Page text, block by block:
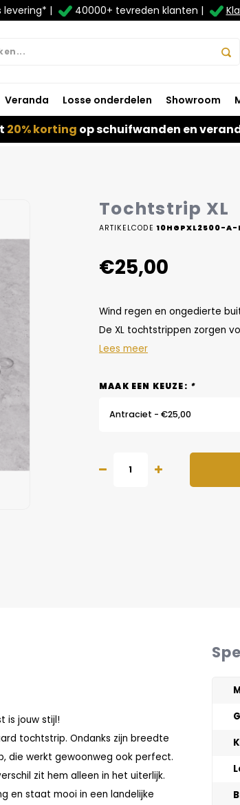
| 40000+ tevreden klanten |
Veranda Losse onderdelen Showroom
20% korting op schuifwanden en
Tochtstrip XL
ARTIKELCODE 10HGPXL2500-A-
€25,00
Wind regen en ongedierte
De XL tochtstrippen zorgen
Lees meer
MAAK EEN KEUZE: *
Antraciet - €25,00
is jouw stijl!
tochtstrip. Ondanks zijn breedte
die werkt gewoonweg ook perfect.
zit hem alleen in het uiterlijk.
en staat mooi in een landelijke